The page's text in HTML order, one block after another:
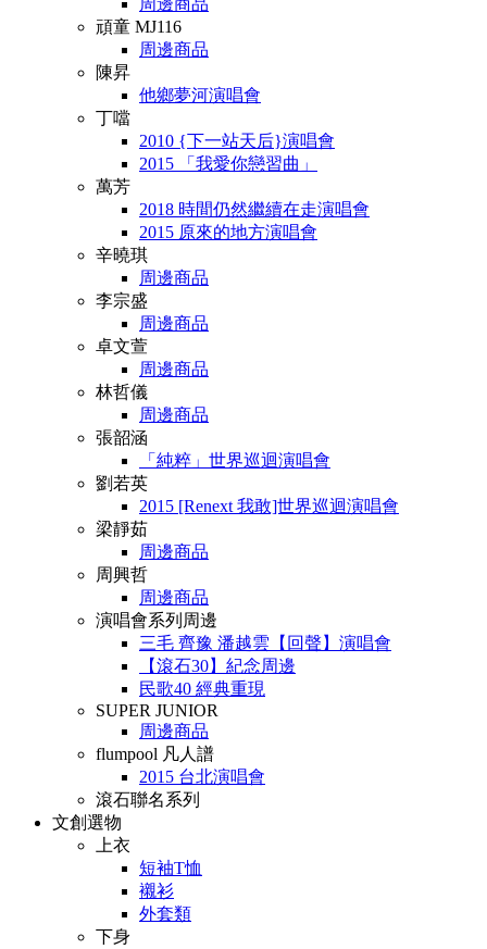
周邊商品
頑童 MJ116
周邊商品
陳昇
他鄉夢河演唱會
丁噹
2010 {下一站天后}演唱會
2015 「我愛你戀習曲」
萬芳
2018 時間仍然繼續在走演唱會
2015 原來的地方演唱會
辛曉琪
周邊商品
李宗盛
周邊商品
卓文萱
周邊商品
林哲儀
周邊商品
張韶涵
「純粹」世界巡迴演唱會
劉若英
2015 [Renext 我敢]世界巡迴演唱會
梁靜茹
周邊商品
周興哲
周邊商品
演唱會系列周邊
三毛 齊豫 潘越雲【回聲】演唱會
【滾石30】紀念周邊
民歌40 經典重現
SUPER JUNIOR
周邊商品
flumpool 凡人譜
2015 台北演唱會
滾石聯名系列
文創選物
上衣
短袖T恤
襯衫
外套類
下身